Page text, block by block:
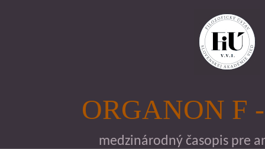
ORGANON F
medzinárodný časopis pre